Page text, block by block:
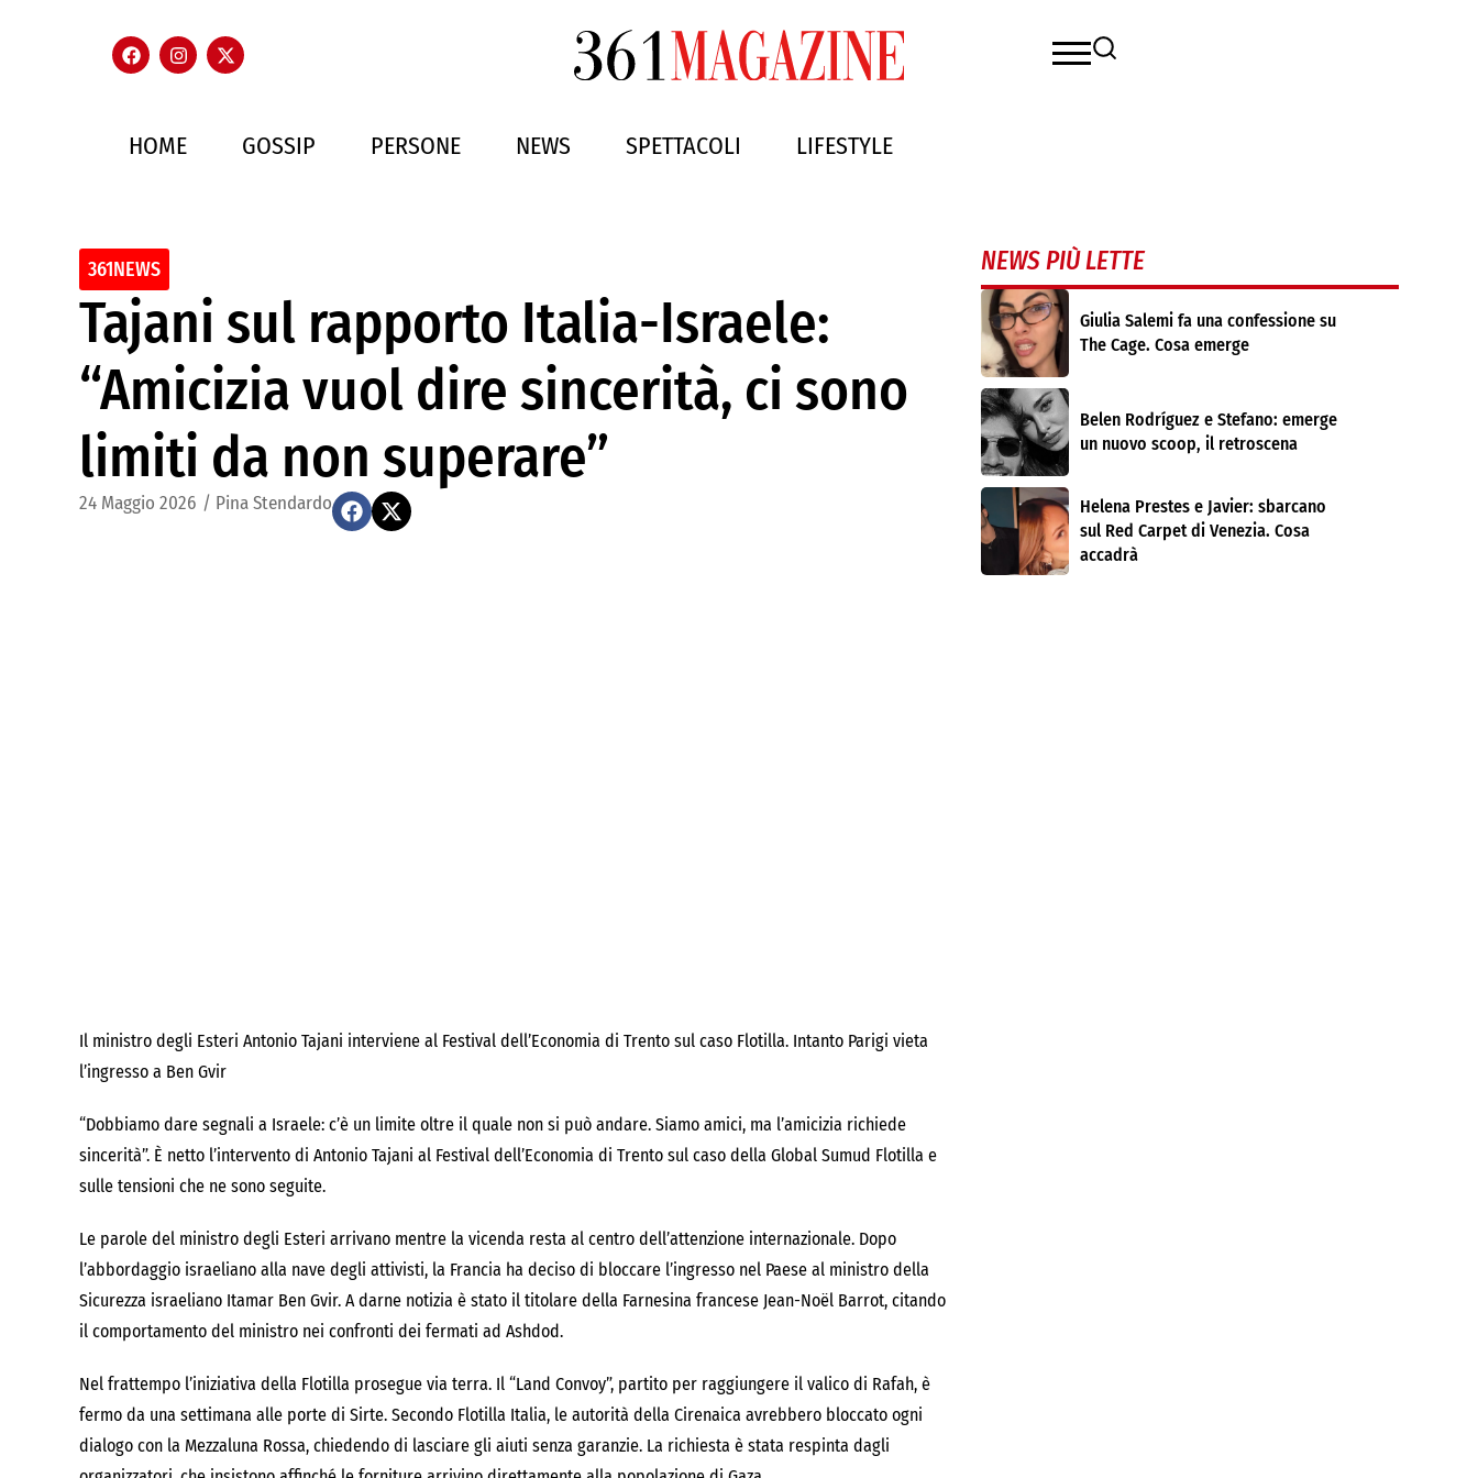
HOME GOSSIP PERSONE NEWS SPETTACOLI LIFESTYLE
361NEWS
Tajani sul rapporto Italia-Israele:
“Amicizia vuol dire sincerità, ci sono
limiti da non superare”
24 Maggio 2026 / Pina Stendardo
Il ministro degli Esteri Antonio Tajani interviene al Festival dell’Economia di Trento sul caso Flotilla. Intanto Parigi vieta
l’ingresso a Ben Gvir
“Dobbiamo dare segnali a Israele: c’è un limite oltre il quale non si può andare. Siamo amici, ma l’amicizia richiede
sincerità”. È netto l’intervento di Antonio Tajani al Festival dell’Economia di Trento sul caso della Global Sumud Flotilla e
sulle tensioni che ne sono seguite.
Le parole del ministro degli Esteri arrivano mentre la vicenda resta al centro dell’attenzione internazionale. Dopo
l’abbordaggio israeliano alla nave degli attivisti, la Francia ha deciso di bloccare l’ingresso nel Paese al ministro della
Sicurezza israeliano Itamar Ben Gvir. A darne notizia è stato il titolare della Farnesina francese Jean-Noël Barrot, citando
il comportamento del ministro nei confronti dei fermati ad Ashdod.
Nel frattempo l’iniziativa della Flotilla prosegue via terra. Il “Land Convoy”, partito per raggiungere il valico di Rafah, è
fermo da una settimana alle porte di Sirte. Secondo Flotilla Italia, le autorità della Cirenaica avrebbero bloccato ogni
dialogo con la Mezzaluna Rossa, chiedendo di lasciare gli aiuti senza garanzie. La richiesta è stata respinta dagli
NEWS PIÙ LETTE
Giulia Salemi fa una confessione su
The Cage. Cosa emerge
Belen Rodríguez e Stefano: emerge
un nuovo scoop, il retroscena
Helena Prestes e Javier: sbarcano
sul Red Carpet di Venezia. Cosa
accadrà